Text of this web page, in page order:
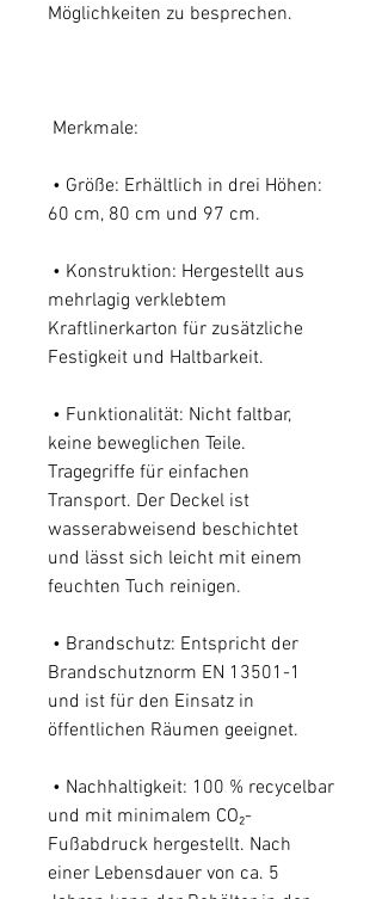
Möglichkeiten zu besprechen.
Merkmale:
• Größe: Erhältlich in drei Höhen:
60 cm, 80 cm und 97 cm.
• Konstruktion: Hergestellt aus
mehrlagig verklebtem
Kraftlinerkarton für zusätzliche
Festigkeit und Haltbarkeit.
• Funktionalität: Nicht faltbar,
keine beweglichen Teile.
Tragegriffe für einfachen
Transport. Der Deckel ist
wasserabweisend beschichtet
und lässt sich leicht mit einem
feuchten Tuch reinigen.
• Brandschutz: Entspricht der
Brandschutznorm EN 13501-1
und ist für den Einsatz in
öffentlichen Räumen geeignet.
• Nachhaltigkeit: 100 % recycelbar
und mit minimalem CO₂-
Fußabdruck hergestellt. Nach
einer Lebensdauer von ca. 5